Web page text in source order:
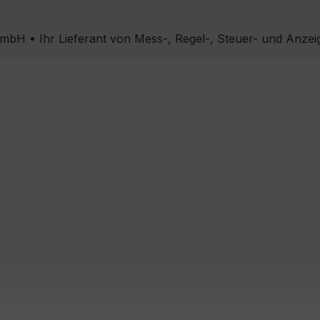
• Ihr Lieferant von Mess-, Regel-, Steuer- und